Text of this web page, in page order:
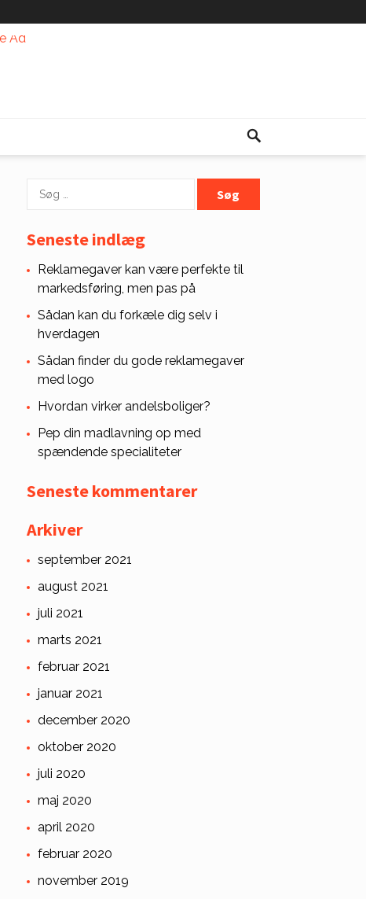
Søg
Seneste indlæg
Reklamegaver kan være perfekte til
markedsføring, men pas på
Sådan kan du forkæle dig selv i
hverdagen
Sådan finder du gode reklamegaver
med logo
Hvordan virker andelsboliger?
Pep din madlavning op med
spændende specialiteter
Seneste kommentarer
Arkiver
september 2021
august 2021
juli 2021
marts 2021
februar 2021
januar 2021
december 2020
oktober 2020
juli 2020
maj 2020
april 2020
februar 2020
november 2019